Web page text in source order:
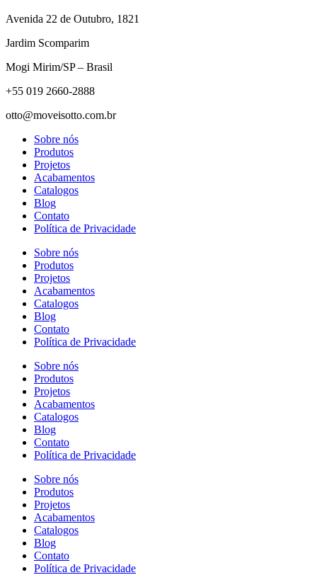
Avenida 22 de Outubro, 1821
Jardim Scomparim
Mogi Mirim/SP – Brasil
+55 019 2660-2888
otto@moveisotto.com.br
Sobre nós
Produtos
Projetos
Acabamentos
Catalogos
Blog
Contato
Política de Privacidade
Sobre nós
Produtos
Projetos
Acabamentos
Catalogos
Blog
Contato
Política de Privacidade
Sobre nós
Produtos
Projetos
Acabamentos
Catalogos
Blog
Contato
Política de Privacidade
Sobre nós
Produtos
Projetos
Acabamentos
Catalogos
Blog
Contato
Política de Privacidade